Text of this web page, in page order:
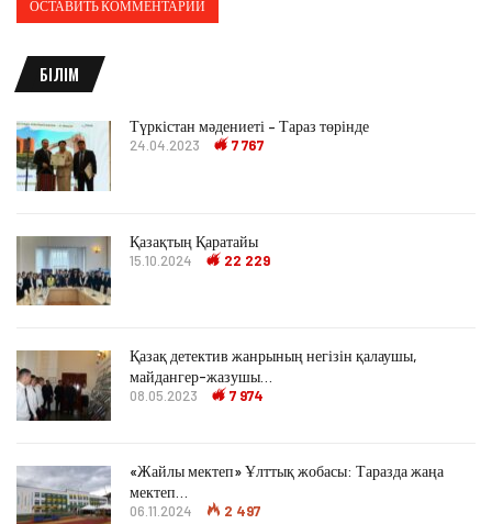
БІЛІМ
Түркістан мәдениеті – Тараз төрінде
24.04.2023 7 767
Қазақтың Қаратайы
15.10.2024 22 229
Қазақ детектив жанрының негізін қалаушы,
майдангер-жазушы…
08.05.2023 7 974
«Жайлы мектеп» Ұлттық жобасы: Таразда жаңа
мектеп…
06.11.2024 2 497